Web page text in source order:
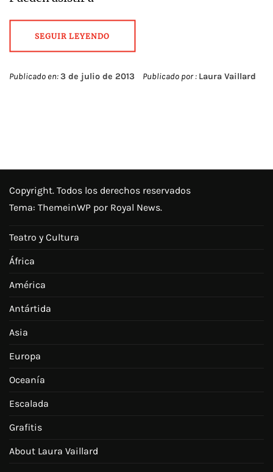
SEGUIR LEYENDO
Publicado en:3 de julio de 2013 Publicado por : Laura Vaillard
Copyright. Todos los derechos reservados
Tema: ThemeinWP por Royal News.
Teatro y Cultura
África
América
Antártida
Asia
Europa
Oceanía
Escalada
Grafitis
About Laura Vaillard